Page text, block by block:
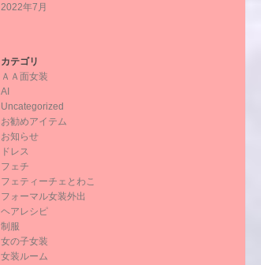
2022年7月
カテゴリ
ＡＡ面女装
AI
Uncategorized
お勧めアイテム
お知らせ
ドレス
フェチ
フェティーチェとわこ
フォーマル女装外出
ヘアレシピ
制服
女の子女装
女装ルーム